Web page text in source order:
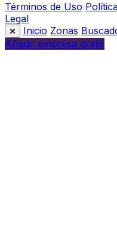
Términos de Uso
Legal
Inicio Zonas
Añadir empresa gratis